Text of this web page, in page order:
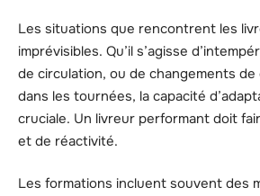
Les situations que rencontrent les
imprévisibles. Qu’il s’agisse
de circulation, ou de changements
dans les tournées, la capacité
cruciale. Un livreur performant doit
et de réactivité.
Les formations incluent souvent des